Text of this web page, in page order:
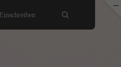
Einschreiben